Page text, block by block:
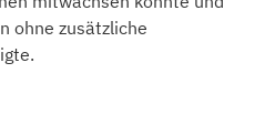
ohne zusätzliche